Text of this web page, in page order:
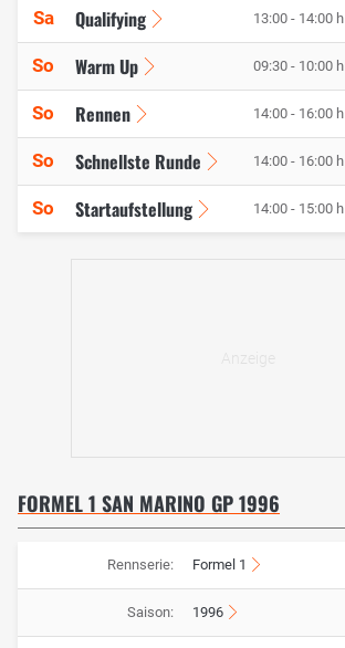
Sa Qualifying 13:00 - 14:00 h
So Warm Up 09:30 - 10:00 h
So Rennen 14:00 - 16:00 h
So Schnellste Runde 14:00 - 16:00 h
So Startaufstellung 14:00 - 15:00 h
FORMEL 1 SAN MARINO GP 1996
Rennserie: Formel 1
Saison: 1996